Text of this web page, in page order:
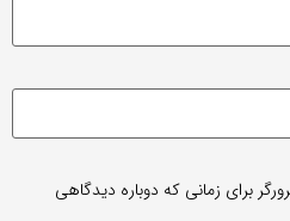
برای زمانی که دوباره دیدگاهی